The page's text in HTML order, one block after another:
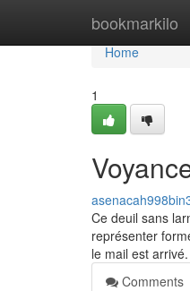
bookmarkilo
Home
Home
1
Ce deuil sans
représenter
le mail est
Comments